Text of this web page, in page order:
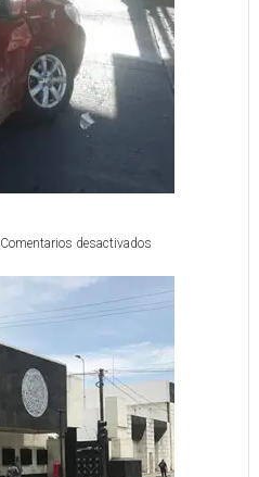
Comentarios desactivadosen